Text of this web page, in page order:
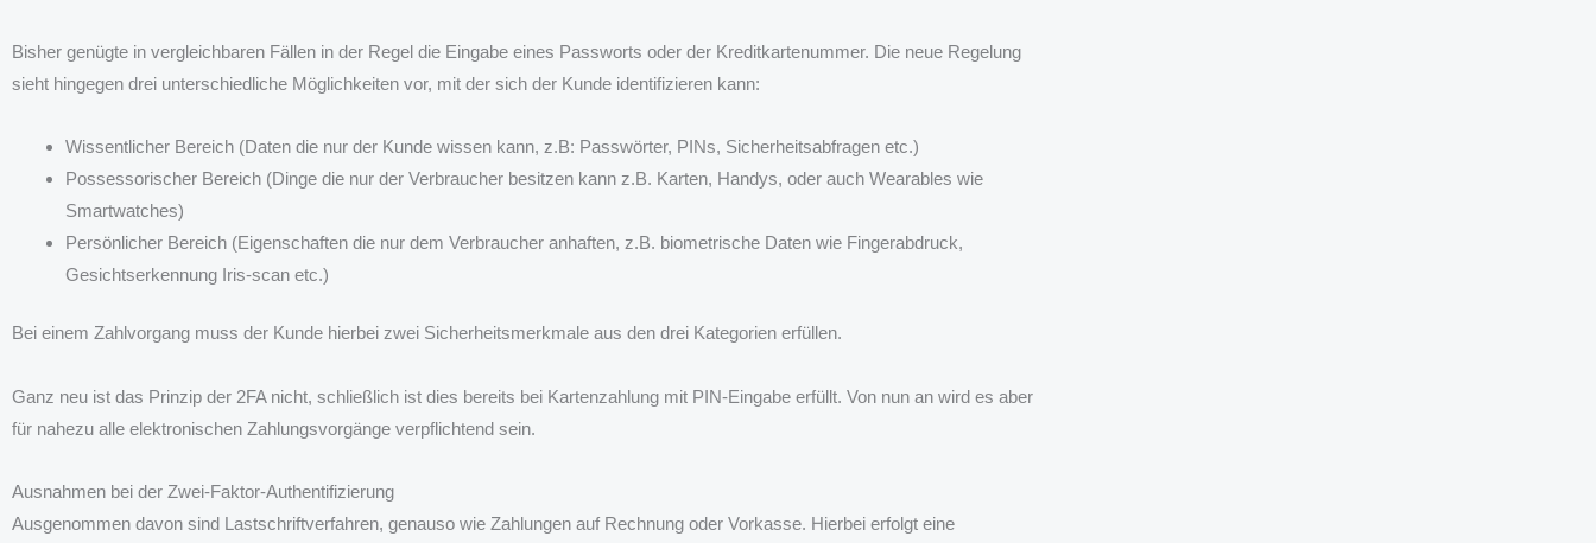
Bisher genügte in vergleichbaren Fällen in der Regel die Eingabe eines Passworts oder der Kreditkartenummer. Die neue Regelung
sieht hingegen drei unterschiedliche Möglichkeiten vor, mit der sich der Kunde identifizieren kann:
Wissentlicher Bereich (Daten die nur der Kunde wissen kann, z.B: Passwörter, PINs, Sicherheitsabfragen etc.)
Possessorischer Bereich (Dinge die nur der Verbraucher besitzen kann z.B. Karten, Handys, oder auch Wearables wie
Smartwatches)
Persönlicher Bereich (Eigenschaften die nur dem Verbraucher anhaften, z.B. biometrische Daten wie Fingerabdruck,
Gesichtserkennung Iris-scan etc.)
Bei einem Zahlvorgang muss der Kunde hierbei zwei Sicherheitsmerkmale aus den drei Kategorien erfüllen.
Ganz neu ist das Prinzip der 2FA nicht, schließlich ist dies bereits bei Kartenzahlung mit PIN-Eingabe erfüllt. Von nun an wird es aber
für nahezu alle elektronischen Zahlungsvorgänge verpflichtend sein.
Ausnahmen bei der Zwei-Faktor-Authentifizierung
Ausgenommen davon sind Lastschriftverfahren, genauso wie Zahlungen auf Rechnung oder Vorkasse. Hierbei erfolgt eine